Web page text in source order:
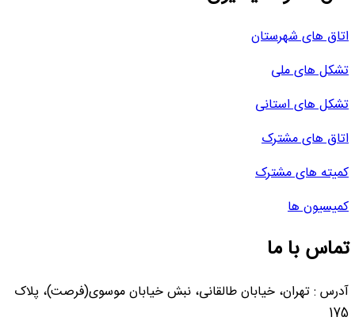
اتاق های شهرستان
تشکل های ملی
تشکل های استانی
اتاق های مشترک
کمیته های مشترک
کمیسیون ها
تماس با ما
آدرس : تهران، خیابان طالقانی، نبش خیابان موسوی(فرصت)، پلاک
175